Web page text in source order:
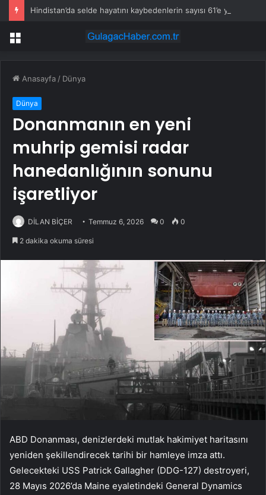
Menü
Anasayfa / Dünya
Dünya
Donanmanın en yeni
muhrip gemisi radar
hanedanlığının sonunu
işaretliyor
DİLAN BİÇER Temmuz 6, 2026 0 0
2 dakika okuma süresi
ABD Donanması, denizlerdeki mutlak hakimiyet haritasını
yeniden şekillendirecek tarihi bir hamleye imza attı.
Gelecekteki USS Patrick Gallagher (DDG-127) destroyeri,
28 Mayıs 2026’da Maine eyaletindeki General Dynamics